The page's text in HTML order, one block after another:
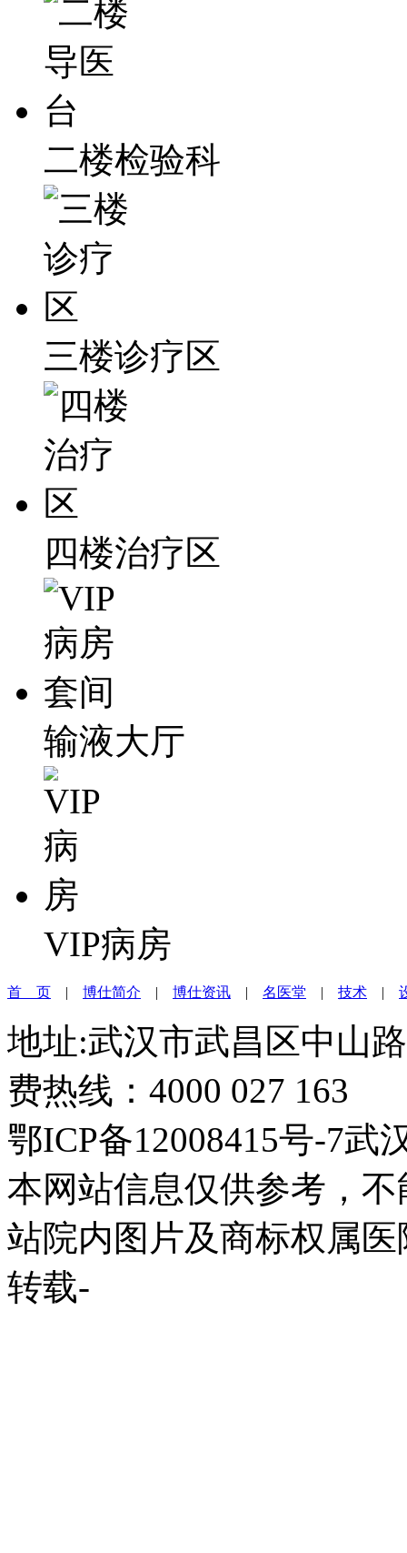
二楼检验科
三楼诊疗区
四楼治疗区
输液大厅
VIP病房
首 页 | 博仕简介 | 博仕资讯 | 名医堂 | 技术 |
地址:武汉市武昌区中山
费热线：4000 027 163
鄂ICP备12008415号-7武
本网站信息仅供参考，
站院内图片及商标权属
转载-